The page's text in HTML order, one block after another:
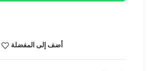
أضف إلى المفضلة